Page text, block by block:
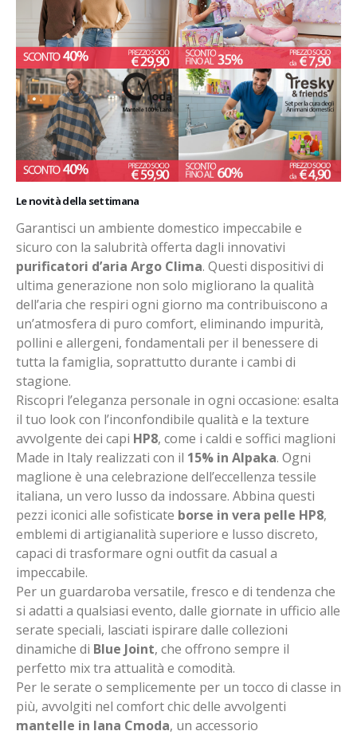
Le novità della settimana
Garantisci un ambiente domestico impeccabile e
sicuro con la salubrità offerta dagli innovativi
purificatori d’aria Argo Clima. Questi dispositivi di
ultima generazione non solo migliorano la qualità
dell’aria che respiri ogni giorno ma contribuiscono a
un’atmosfera di puro comfort, eliminando impurità,
pollini e allergeni, fondamentali per il benessere di
tutta la famiglia, soprattutto durante i cambi di
stagione.
Riscopri l’eleganza personale in ogni occasione: esalta
il tuo look con l’inconfondibile qualità e la texture
avvolgente dei capi HP8, come i caldi e soffici maglioni
Made in Italy realizzati con il 15% in Alpaka. Ogni
maglione è una celebrazione dell’eccellenza tessile
italiana, un vero lusso da indossare. Abbina questi
pezzi iconici alle sofisticate borse in vera pelle HP8,
emblemi di artigianalità superiore e lusso discreto,
capaci di trasformare ogni outfit da casual a
impeccabile.
Per un guardaroba versatile, fresco e di tendenza che
si adatti a qualsiasi evento, dalle giornate in ufficio alle
serate speciali, lasciati ispirare dalle collezioni
dinamiche di Blue Joint, che offrono sempre il
perfetto mix tra attualità e comodità.
Per le serate o semplicemente per un tocco di classe in
più, avvolgiti nel comfort chic delle avvolgenti
mantelle in lana Cmoda, un accessorio